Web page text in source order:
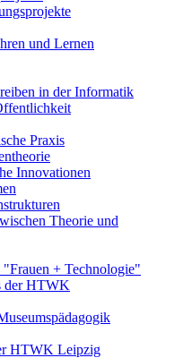
und Lernen
in der Informatik
Praxis
Innovationen
Theorie und
+ Technologie"
der HTWK
HTWK Leipzig